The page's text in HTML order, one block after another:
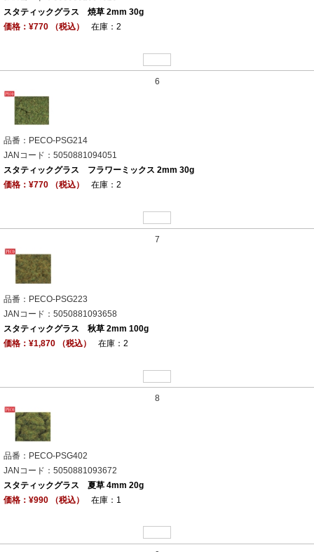
スタティックグラス 焼草 2mm 30g
価格：¥770 （税込）
在庫：2
6
品番：PECO-PSG214
JANコード：5050881094051
スタティックグラス フラワーミックス 2mm 30g
価格：¥770 （税込）
在庫：2
7
品番：PECO-PSG223
JANコード：5050881093658
スタティックグラス 秋草 2mm 100g
価格：¥1,870 （税込）
在庫：2
8
品番：PECO-PSG402
JANコード：5050881093672
スタティックグラス 夏草 4mm 20g
価格：¥990 （税込）
在庫：1